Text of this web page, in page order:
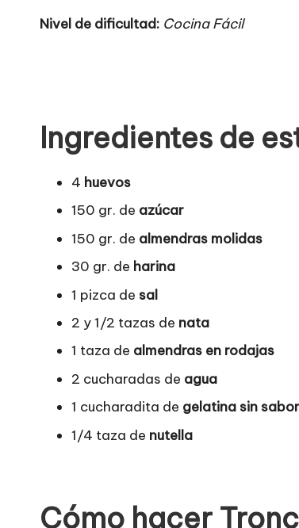
Nivel de dificultad: Cocina Fácil
Ingredientes de
4 huevos
150 gr. de azúcar
150 gr. de almendras molidas
30 gr. de harina
1 pizca de sal
2 y 1/2 tazas de nata
1 taza de almendras en rodajas
2 cucharadas de agua
1 cucharadita de gelatina sin sabor
1/4 taza de nutella
Cómo hacer